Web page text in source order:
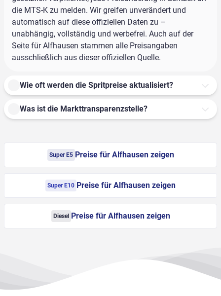
die MTS-K zu melden. Wir greifen unverändert und
automatisch auf diese offiziellen Daten zu –
unabhängig, vollständig und werbefrei. Auch auf der
Seite für Alfhausen stammen alle Preisangaben
ausschließlich aus dieser offiziellen Quelle.
Wie oft werden die Spritpreise aktualisiert?
Was ist die Markttransparenzstelle?
Super E5 Preise für Alfhausen zeigen
Super E10 Preise für Alfhausen zeigen
Diesel Preise für Alfhausen zeigen